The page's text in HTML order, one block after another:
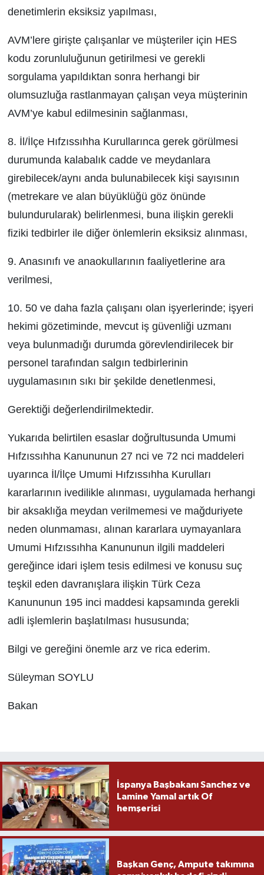
denetimlerin eksiksiz yapılması,
AVM’lere girişte çalışanlar ve müşteriler için HES
kodu zorunluluğunun getirilmesi ve gerekli
sorgulama yapıldıktan sonra herhangi bir
olumsuzluğa rastlanmayan çalışan veya müşterinin
AVM’ye kabul edilmesinin sağlanması,
8. İl/İlçe Hıfzıssıhha Kurullarınca gerek görülmesi
durumunda kalabalık cadde ve meydanlara
girebilecek/aynı anda bulunabilecek kişi sayısının
(metrekare ve alan büyüklüğü göz önünde
bulundurularak) belirlenmesi, buna ilişkin gerekli
fiziki tedbirler ile diğer önlemlerin eksiksiz alınması,
9. Anasınıfı ve anaokullarının faaliyetlerine ara
verilmesi,
10. 50 ve daha fazla çalışanı olan işyerlerinde; işyeri
hekimi gözetiminde, mevcut iş güvenliği uzmanı
veya bulunmadığı durumda görevlendirilecek bir
personel tarafından salgın tedbirlerinin
uygulamasının sıkı bir şekilde denetlenmesi,
Gerektiği değerlendirilmektedir.
Yukarıda belirtilen esaslar doğrultusunda Umumi
Hıfzıssıhha Kanununun 27 nci ve 72 nci maddeleri
uyarınca İl/İlçe Umumi Hıfzıssıhha Kurulları
kararlarının ivedilikle alınması, uygulamada herhangi
bir aksaklığa meydan verilmemesi ve mağduriyete
neden olunmaması, alınan kararlara uymayanlara
Umumi Hıfzıssıhha Kanununun ilgili maddeleri
gereğince idari işlem tesis edilmesi ve konusu suç
teşkil eden davranışlara ilişkin Türk Ceza
Kanununun 195 inci maddesi kapsamında gerekli
adli işlemlerin başlatılması hususunda;
Bilgi ve gereğini önemle arz ve rica ederim.
Süleyman SOYLU
Bakan
İspanya Başbakanı Sanchez ve
Lamine Yamal artık Of
hemşerisi
Başkan Genç, Ampute takımına